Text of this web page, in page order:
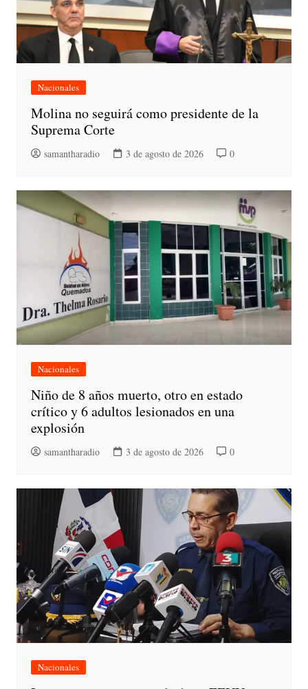
Nacionales
Molina no seguirá como presidente de la
Suprema Corte
samantharadio 3 de agosto de 2026 0
Nacionales
Niño de 8 años muerto, otro en estado
crítico y 6 adultos lesionados en una
explosión
samantharadio 3 de agosto de 2026 0
Nacionales